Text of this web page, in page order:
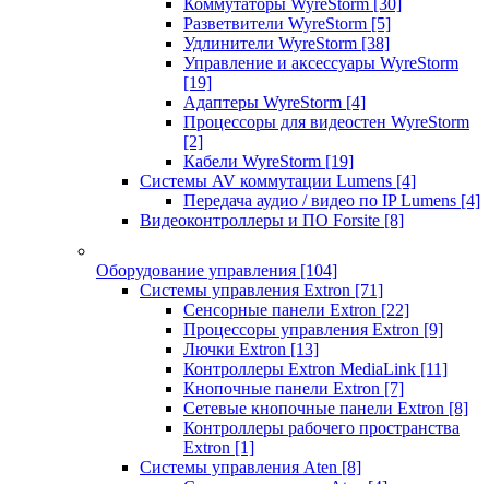
Коммутаторы WyreStorm [30]
Разветвители WyreStorm [5]
Удлинители WyreStorm [38]
Управление и аксессуары WyreStorm
[19]
Адаптеры WyreStorm [4]
Процессоры для видеостен WyreStorm
[2]
Кабели WyreStorm [19]
Системы AV коммутации Lumens [4]
Передача аудио / видео по IP Lumens [4]
Видеоконтроллеры и ПО Forsite [8]
Оборудование управления [104]
Системы управления Extron [71]
Сенсорные панели Extron [22]
Процессоры управления Extron [9]
Лючки Extron [13]
Контроллеры Extron MediaLink [11]
Кнопочные панели Extron [7]
Сетевые кнопочные панели Extron [8]
Контроллеры рабочего пространства
Extron [1]
Системы управления Aten [8]